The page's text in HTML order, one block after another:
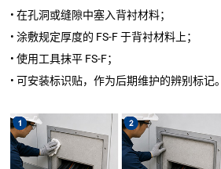
• 在孔洞或缝隙中塞入背衬材料；
• 涂敷规定厚度的 FS-F 于背衬材料上；
• 使用工具抹平 FS-F；
• 可安装标识贴，作为后期维护的辨别标记。